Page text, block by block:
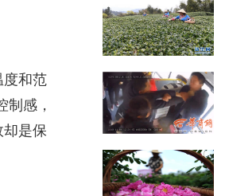
度和范
感，
却是保